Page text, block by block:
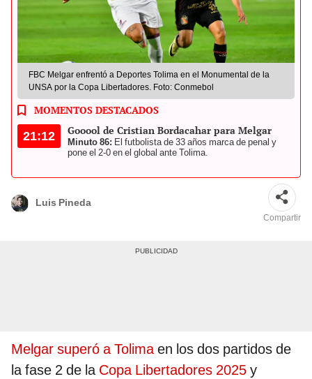
FBC Melgar enfrentó a Deportes Tolima en el Monumental de la
UNSA por la Copa Libertadores. Foto: Conmebol
MOMENTOS DESTACADOS
21:12 Gooool de Cristian Bordacahar para Melgar
Minuto 86: El futbolista de 33 años marca de penal y
pone el 2-0 en el global ante Tolima.
Luis Pineda
Compartir
Melgar superó a Tolima en los dos partidos de
la fase 2 de la Copa Libertadores 2025 y